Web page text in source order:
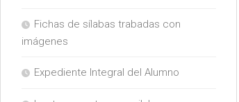
Fichas de sílabas trabadas con
imágenes
Expediente Integral del Alumno